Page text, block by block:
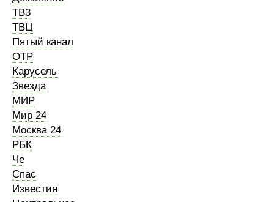
ТВ3
ТВЦ
Пятый канал
ОТР
Карусель
Звезда
МИР
Мир 24
Москва 24
РБК
Че
Спас
Известия